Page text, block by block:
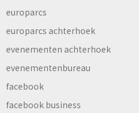
europarcs
europarcs achterhoek
evenementen achterhoek
evenementenbureau
facebook
facebook business